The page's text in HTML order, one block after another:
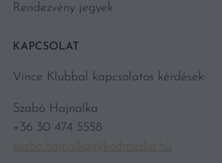
Rendezvény jegyek
KAPCSOLAT
Vince Klubbal kapcsolatos kérdések:
Szabó Hajnalka
+36 30 474 5558
szabo.hajnalka@kodmedia.hu